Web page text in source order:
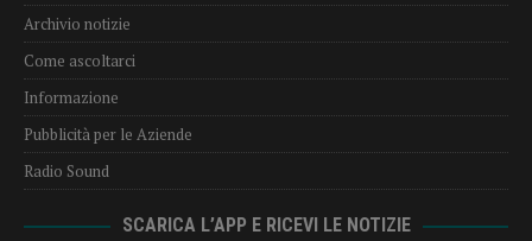
Archivio notizie
Come ascoltarci
Informazione
Pubblicità per le Aziende
Radio Sound
SCARICA L’APP E RICEVI LE NOTIZIE